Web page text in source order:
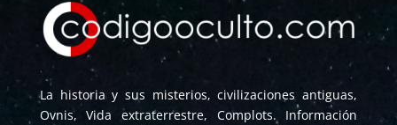
La historia y sus misterios, civilizaciones antiguas,
Ovnis, Vida extraterrestre, Complots. Información